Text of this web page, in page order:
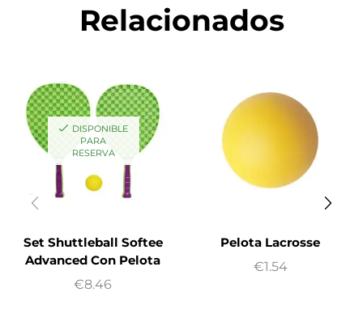
Relacionados
DISPONIBLE
PARA
RESERVA
Set Shuttleball Softee
Advanced Con Pelota
€8.46
Pelota Lacrosse
€1.54